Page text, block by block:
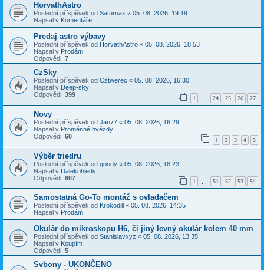
HorvathAstro
Poslední příspěvek od Saturnax « 05. 08. 2026, 19:19
Napsal v Komentáře
Predaj astro výbavy
Poslední příspěvek od HorvathAstro « 05. 08. 2026, 18:53
Napsal v Prodám
Odpovědi: 7
CzSky
Poslední příspěvek od Cztwerec « 05. 08. 2026, 16:30
Napsal v Deep-sky
Odpovědi: 399 1 … 24 25 26 27
Novy
Poslední příspěvek od Jan77 « 05. 08. 2026, 16:29
Napsal v Proměnné hvězdy
Odpovědi: 60 1 2 3 4 5
Výběr triedru
Poslední příspěvek od goody « 05. 08. 2026, 16:23
Napsal v Dalekohledy
Odpovědi: 807 1 51 52 53 54
Samostatná Go-To montáž s ovladačem
Poslední příspěvek od Krokodill « 05. 08. 2026, 14:35
Napsal v Prodám
Okulár do mikroskopu H6, či jiný levný okulár kolem 40 mm
Poslední příspěvek od Stanislavxyz « 05. 08. 2026, 13:35
Napsal v Koupím
Odpovědi: 5
Svbony - UKONČENO